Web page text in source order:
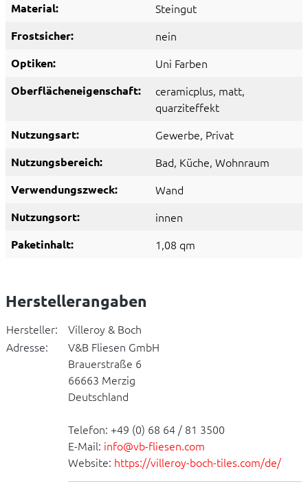
Material: Steingut
Frostsicher: nein
Optiken: Uni Farben
Oberflächeneigenschaft: ceramicplus, matt,
quarziteffekt
Nutzungsart: Gewerbe, Privat
Nutzungsbereich: Bad, Küche, Wohnraum
Verwendungszweck: Wand
Nutzungsort: innen
Paketinhalt: 1,08 qm
Herstellerangaben
Hersteller:
Villeroy & Boch
Adresse:
V&B Fliesen GmbH
Brauerstraße 6
66663 Merzig
Deutschland
Telefon: +49 (0) 68 64 / 81 3500
E-Mail: info@vb-fliesen.com
Website: https://villeroy-boch-tiles.com/de/